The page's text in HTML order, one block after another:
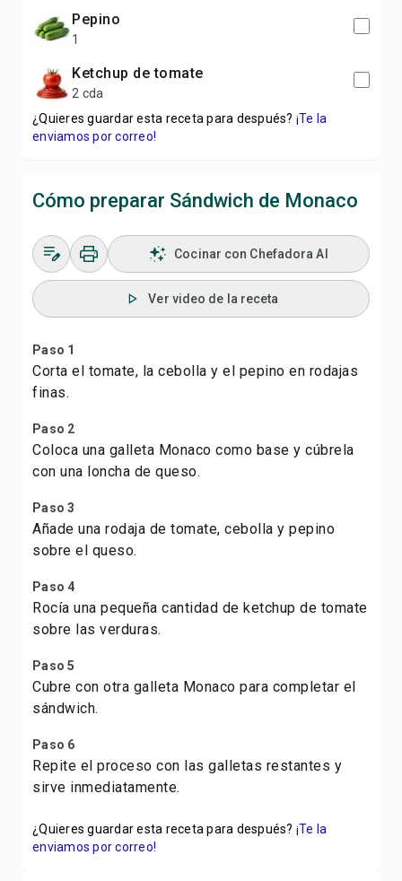
Pepino
1
Ketchup de tomate
2 cda
¿Quieres guardar esta receta para después? ¡Te la
enviamos por correo!
Cómo preparar Sándwich de Monaco
Cocinar con Chefadora AI
Ver video de la receta
Paso 1
Corta el tomate, la cebolla y el pepino en rodajas
finas.
Paso 2
Coloca una galleta Monaco como base y cúbrela
con una loncha de queso.
Paso 3
Añade una rodaja de tomate, cebolla y pepino
sobre el queso.
Paso 4
Rocía una pequeña cantidad de ketchup de tomate
sobre las verduras.
Paso 5
Cubre con otra galleta Monaco para completar el
sándwich.
Paso 6
Repite el proceso con las galletas restantes y
sirve inmediatamente.
¿Quieres guardar esta receta para después? ¡Te la
enviamos por correo!